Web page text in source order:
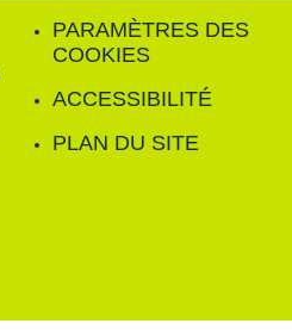
PARAMÈTRES DES
COOKIES
ACCESSIBILITÉ
PLAN DU SITE